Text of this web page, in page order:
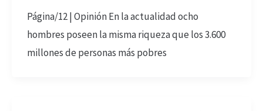
Página/12 | Opinión En la actualidad ocho
hombres poseen la misma riqueza que los 3.600
millones de personas más pobres